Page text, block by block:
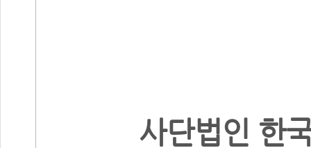
사단법인 한